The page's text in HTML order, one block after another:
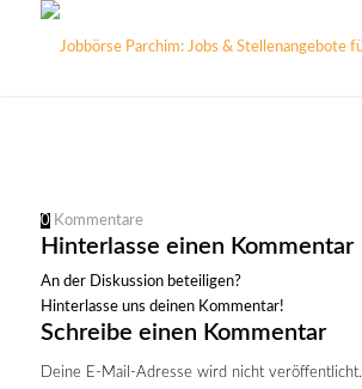
0 Kommentare
Hinterlasse einen Kommentar
An der Diskussion beteiligen?
Hinterlasse uns deinen Kommentar!
Schreibe einen Kommentar
Deine E-Mail-Adresse wird nicht veröffentlicht.